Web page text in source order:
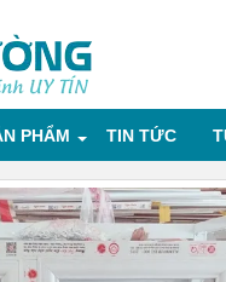
PHẨM TIN TỨC